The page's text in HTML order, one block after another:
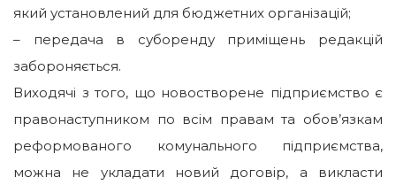
який установлений для бюджетних організацій;
– передача в суборенду приміщень редакцій
забороняється.
Виходячі з того, що новостворене підприємство є
правонаступником по всім правам та обов’язкам
реформованого комунального підприємства,
можна не укладати новий договір, а викласти